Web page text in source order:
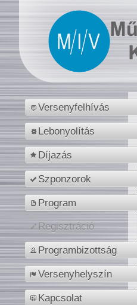
Versenyfelhívás
Lebonyolítás
Díjazás
Szponzorok
Program
Regisztráció
Programbizottság
Versenyhelyszín
Kapcsolat